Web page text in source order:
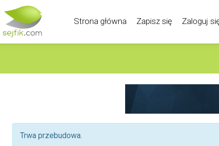
Strona główna Zapisz się Zaloguj
Trwa przebudowa.